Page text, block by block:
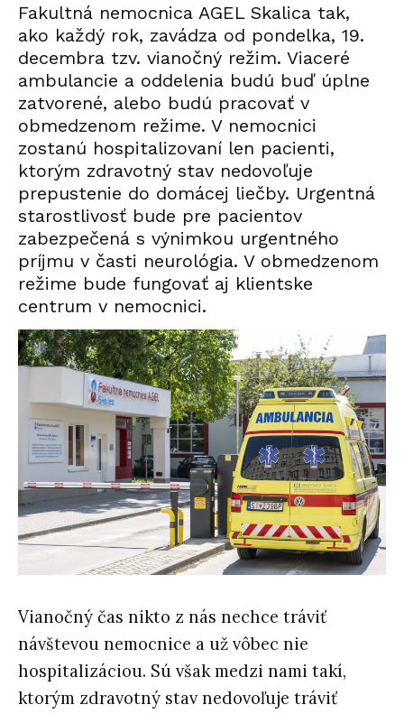
Fakultná nemocnica AGEL Skalica tak,
ako každý rok, zavádza od pondelka, 19.
decembra tzv. vianočný režim. Viaceré
ambulancie a oddelenia budú buď úplne
zatvorené, alebo budú pracovať v
obmedzenom režime. V nemocnici
zostanú hospitalizovaní len pacienti,
ktorým zdravotný stav nedovoľuje
prepustenie do domácej liečby. Urgentná
starostlivosť bude pre pacientov
zabezpečená s výnimkou urgentného
príjmu v časti neurológia. V obmedzenom
režime bude fungovať aj klientske
centrum v nemocnici.
Vianočný čas nikto z nás nechce tráviť
návštevou nemocnice a už vôbec nie
hospitalizáciou. Sú však medzi nami takí,
ktorým zdravotný stav nedovoľuje tráviť